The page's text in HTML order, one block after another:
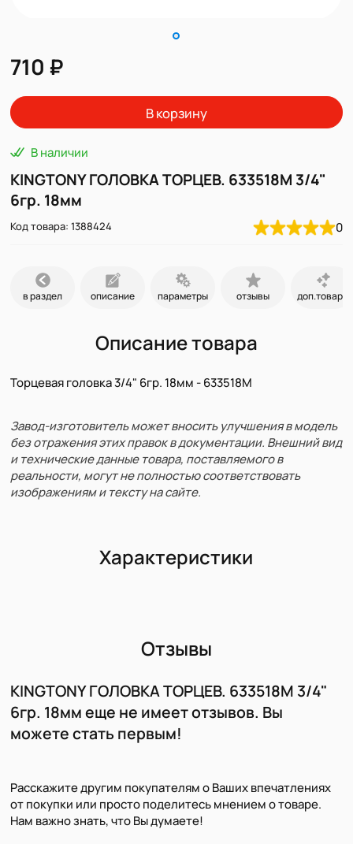
710 ₽
В корзину
В наличии
KINGTONY ГОЛОВКА ТОРЦЕВ. 633518M 3/4"
6гр. 18мм
Код товара: 1388424 0
в раздел описание параметры отзывы доп.товары
Описание товара
Торцевая головка 3/4" 6гр. 18мм - 633518M
Завод-изготовитель может вносить улучшения в модель
без отражения этих правок в документации. Внешний вид
и технические данные товара, поставляемого в
реальности, могут не полностью соответствовать
изображениям и тексту на сайте.
Характеристики
Отзывы
KINGTONY ГОЛОВКА ТОРЦЕВ. 633518M 3/4"
6гр. 18мм еще не имеет отзывов. Вы
можете стать первым!
Расскажите другим покупателям о Ваших впечатлениях
от покупки или просто поделитесь мнением о товаре.
Нам важно знать, что Вы думаете!